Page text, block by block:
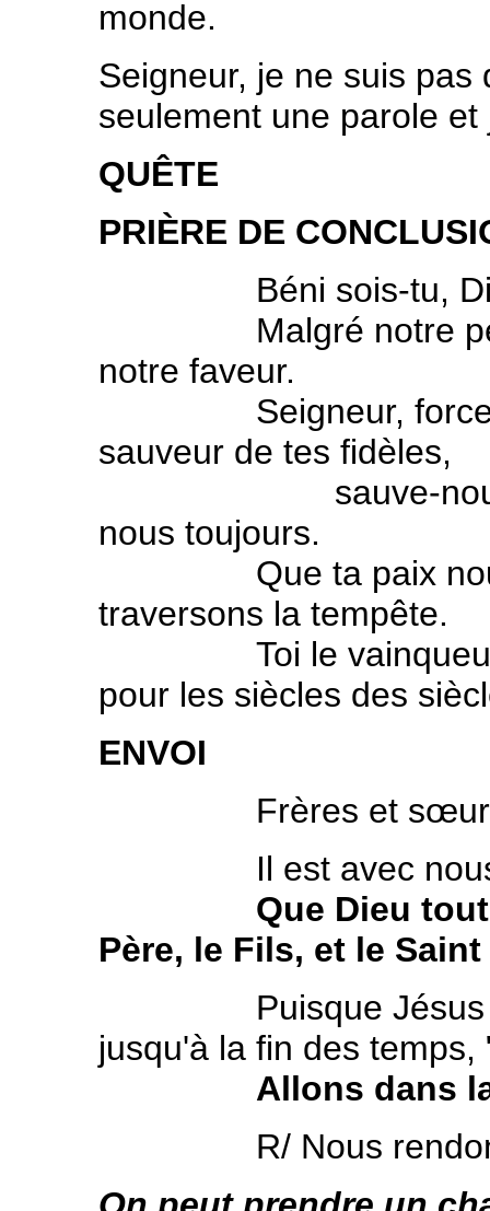
monde.
Seigneur, je ne suis pas
seulement une parole
QUÊTE
PRIÈRE DE
Béni sois-tu, Dieu
Malgré notre peu
notre faveur.
Seigneur, force de
sauveur de tes fidèles,
sauve-nous,
nous toujours.
Que ta paix nous
traversons la tempête.
Toi le vainqueur
pour les siècles des
ENVOI
Frères et
Il est avec nous,
Que Dieu
Père, le Fils, et le
Puisque Jésus est
jusqu'à la fin des
Allons dans
R/ Nous rendons